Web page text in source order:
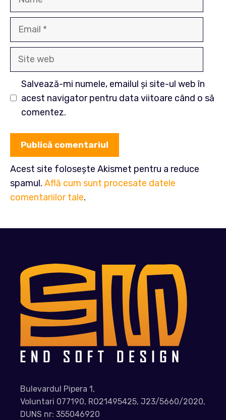
Email
Site
Salvează-mi numele, emailul și site-ul web în
acest navigator pentru data viitoare când o să
comentez.
Acest site folosește Akismet pentru a reduce
spamul. Află cum sunt procesate datele
comentariilor tale.
Bulevardul Pipera 1,
Voluntari 077190, RO21495425, J23/5660/2020,
DUNS nr: 355046920